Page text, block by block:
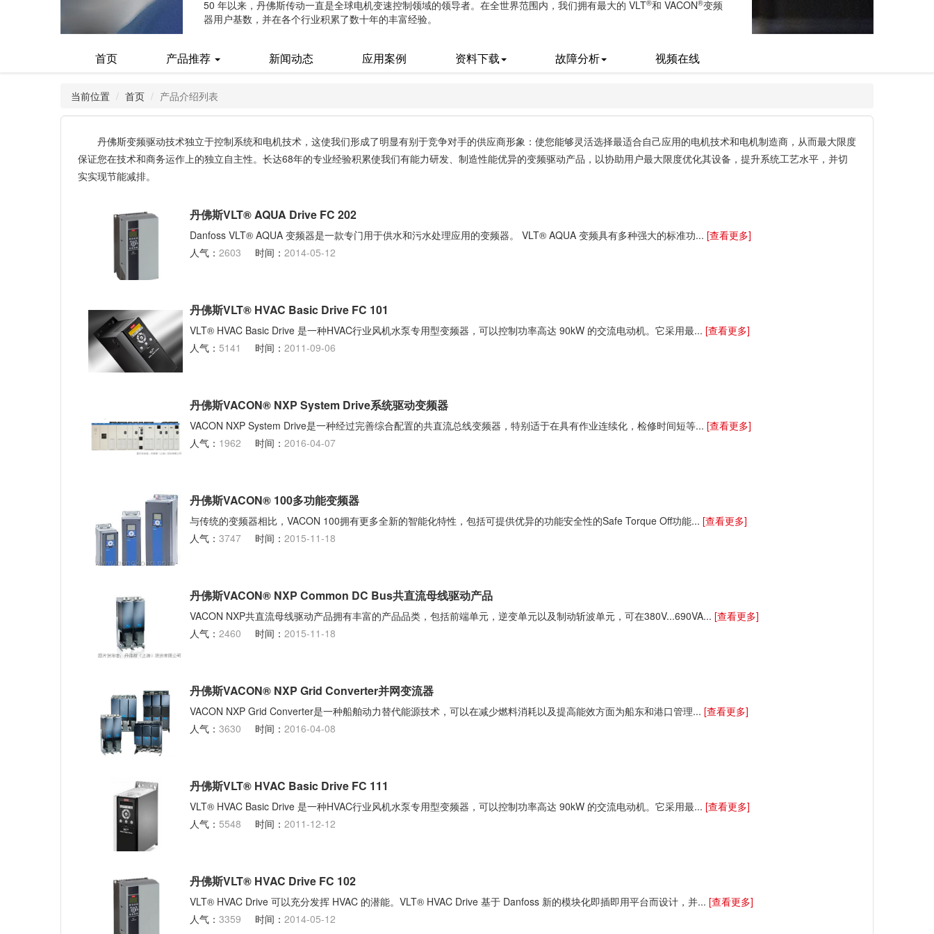
50 年以来，丹佛斯传动一直是全球电机变速控制领域的领导者。在全世界范围内，我们拥有最大的 VLT®和 VACON®变频
器用户基数，并在各个行业积累了数十年的丰富经验。
首页(current) 产品推荐 新闻动态 应用案例 资料下载 故障分析 视频在线
当前位置 首页 产品介绍列表
丹佛斯变频驱动技术独立于控制系统和电机技术，这使我们形成了明显有别于竞争对手的供应商形象：使您能够灵活选择最适合自己应用的电机技术和电机制造商，从而最大限度
保证您在技术和商务运作上的独立自主性。长达68年的专业经验积累使我们有能力研发、制造性能优异的变频驱动产品，以协助用户最大限度优化其设备，提升系统工艺水平，并切
实实现节能减排。
丹佛斯VLT® AQUA Drive FC 202
Danfoss VLT® AQUA 变频器是一款专门用于供水和污水处理应用的变频器。 VLT® AQUA 变频具有多种强大的标准功... [查看更多]
人气： 2603 时间： 2014-05-12
丹佛斯VLT® HVAC Basic Drive FC 101
VLT® HVAC Basic Drive 是一种HVAC行业风机水泵专用型变频器，可以控制功率高达 90kW 的交流电动机。它采用最... [查看更多]
人气： 5141 时间： 2011-09-06
丹佛斯VACON® NXP System Drive系统驱动变频器
VACON NXP System Drive是一种经过完善综合配置的共直流总线变频器，特别适于在具有作业连续化，检修时间短等... [查看更多]
人气： 1962 时间： 2016-04-07
丹佛斯VACON® 100多功能变频器
与传统的变频器相比，VACON 100拥有更多全新的智能化特性，包括可提供优异的功能安全性的Safe Torque Off功能... [查看更多]
人气： 3747 时间： 2015-11-18
丹佛斯VACON® NXP Common DC Bus共直流母线驱动产品
VACON NXP共直流母线驱动产品拥有丰富的产品品类，包括前端单元，逆变单元以及制动斩波单元，可在380V...690VA... [查看更多]
人气： 2460 时间： 2015-11-18
丹佛斯VACON® NXP Grid Converter并网变流器
VACON NXP Grid Converter是一种船舶动力替代能源技术，可以在减少燃料消耗以及提高能效方面为船东和港口管理... [查看更多]
人气： 3630 时间： 2016-04-08
丹佛斯VLT® HVAC Basic Drive FC 111
VLT® HVAC Basic Drive 是一种HVAC行业风机水泵专用型变频器，可以控制功率高达 90kW 的交流电动机。它采用最... [查看更多]
人气： 5548 时间： 2011-12-12
丹佛斯VLT® HVAC Drive FC 102
VLT® HVAC Drive 可以充分发挥 HVAC 的潜能。VLT® HVAC Drive 基于 Danfoss 新的模块化即插即用平台而设计，并... [查看更多]
人气： 3359 时间： 2014-05-12